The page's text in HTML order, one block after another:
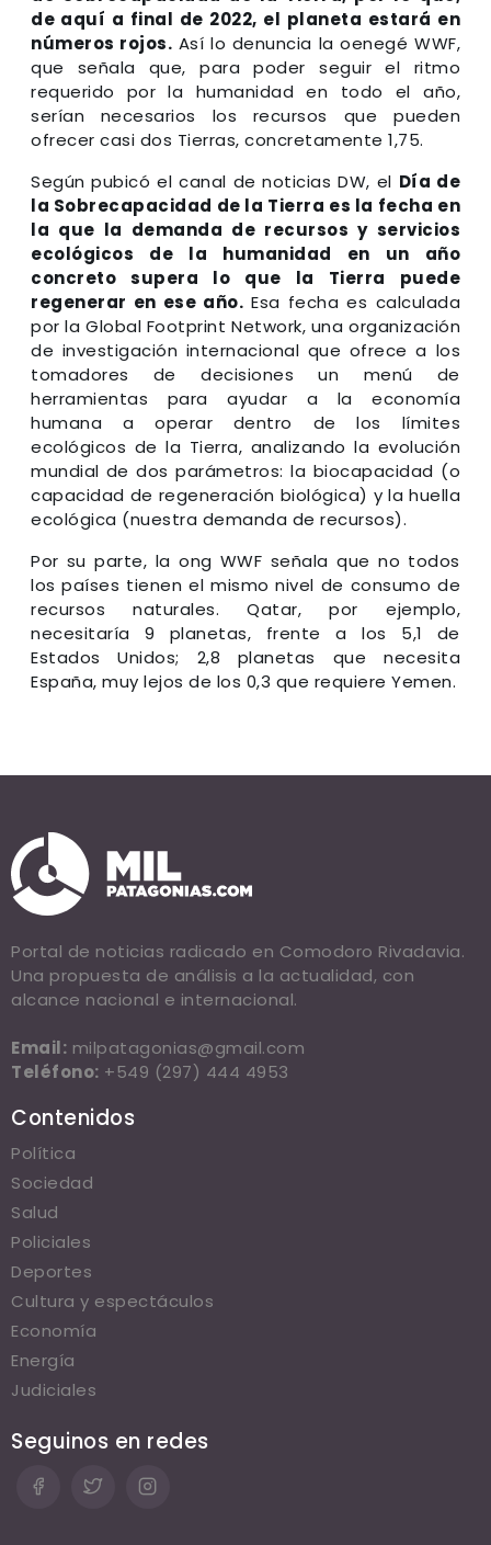
de aquí a final de 2022, el planeta estará en
números rojos. Así lo denuncia la oenegé WWF,
que señala que, para poder seguir el ritmo
requerido por la humanidad en todo el año,
serían necesarios los recursos que pueden
ofrecer casi dos Tierras, concretamente 1,75.
Según pubicó el canal de noticias DW, el Día de
la Sobrecapacidad de la Tierra es la fecha en
la que la demanda de recursos y servicios
ecológicos de la humanidad en un año
concreto supera lo que la Tierra puede
regenerar en ese año. Esa fecha es calculada
por la Global Footprint Network, una organización
de investigación internacional que ofrece a los
tomadores de decisiones un menú de
herramientas para ayudar a la economía
humana a operar dentro de los límites
ecológicos de la Tierra, analizando la evolución
mundial de dos parámetros: la biocapacidad (o
capacidad de regeneración biológica) y la huella
ecológica (nuestra demanda de recursos).
Por su parte, la ong WWF señala que no todos
los países tienen el mismo nivel de consumo de
recursos naturales. Qatar, por ejemplo,
necesitaría 9 planetas, frente a los 5,1 de
Estados Unidos; 2,8 planetas que necesita
España, muy lejos de los 0,3 que requiere Yemen.
Portal de noticias radicado en Comodoro Rivadavia.
Una propuesta de análisis a la actualidad, con
alcance nacional e internacional.
Email: milpatagonias@gmail.com
Teléfono: +549 (297) 444 4953
Contenidos
Política
Sociedad
Salud
Policiales
Deportes
Cultura y espectáculos
Economía
Energía
Judiciales
Seguinos en redes